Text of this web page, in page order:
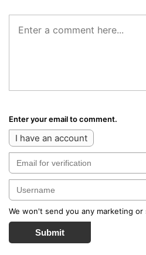
Enter your email to comment.
I have an account
We won't send you any marketing or
Submit